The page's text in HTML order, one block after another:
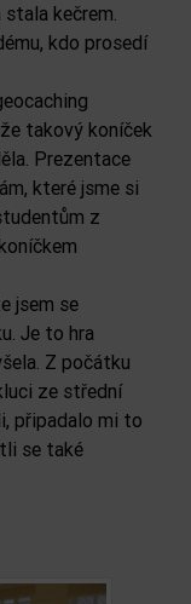
kečrem.
kdo prosedí
takový koníček
Prezentace
které jsme si
z
jsem se
Je to hra
Z počátku
ze střední
připadalo mi to
se také